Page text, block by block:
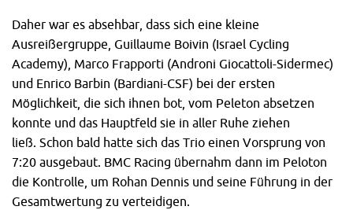
Daher war es absehbar, dass sich eine kleine
Ausreißergruppe, Guillaume Boivin (Israel Cycling
Academy), Marco Frapporti (Androni Giocattoli-Sidermec)
und Enrico Barbin (Bardiani-CSF) bei der ersten
Möglichkeit, die sich ihnen bot, vom Peleton absetzen
konnte und das Hauptfeld sie in aller Ruhe ziehen
ließ. Schon bald hatte sich das Trio einen Vorsprung von
7:20 ausgebaut. BMC Racing übernahm dann im Peloton
die Kontrolle, um Rohan Dennis und seine Führung in der
Gesamtwertung zu verteidigen.